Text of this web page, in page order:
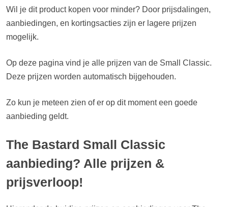
Wil je dit product kopen voor minder? Door prijsdalingen,
aanbiedingen, en kortingsacties zijn er lagere prijzen
mogelijk.
Op deze pagina vind je alle prijzen van de Small Classic.
Deze prijzen worden automatisch bijgehouden.
Zo kun je meteen zien of er op dit moment een goede
aanbieding geldt.
The Bastard Small Classic
aanbieding? Alle prijzen &
prijsverloop!